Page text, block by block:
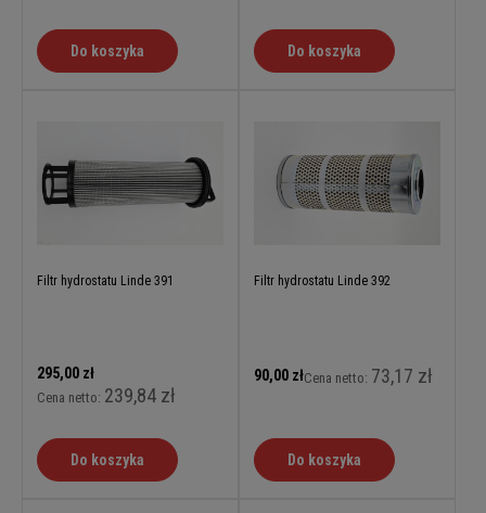
Do koszyka Do koszyka
Filtr hydrostatu Linde 391
295,00 zł
Cena netto: 239,84 zł
Do koszyka
Filtr hydrostatu Linde 392
90,00 złCena netto: 73,17 zł
Do koszyka